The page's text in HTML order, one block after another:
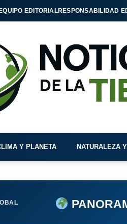
EDITORIALRESPONSABILIDAD
Y PLANETA NATURALEZA